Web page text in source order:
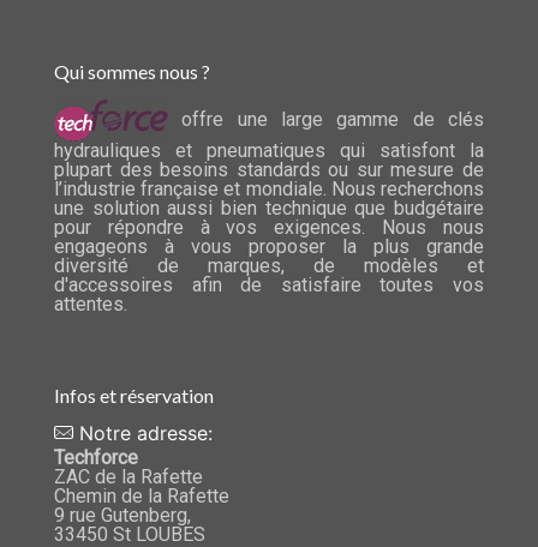
Qui sommes nous ?
offre une large gamme de clés
hydrauliques et pneumatiques qui satisfont la
plupart des besoins standards ou sur mesure de
l’industrie française et mondiale. Nous recherchons
une solution aussi bien technique que budgétaire
pour répondre à vos exigences. Nous nous
engageons à vous proposer la plus grande
diversité de marques, de modèles et
d'accessoires afin de satisfaire toutes vos
attentes.
Infos et réservation
Notre adresse:
Techforce
ZAC de la Rafette
Chemin de la Rafette
9 rue Gutenberg,
33450 St LOUBES